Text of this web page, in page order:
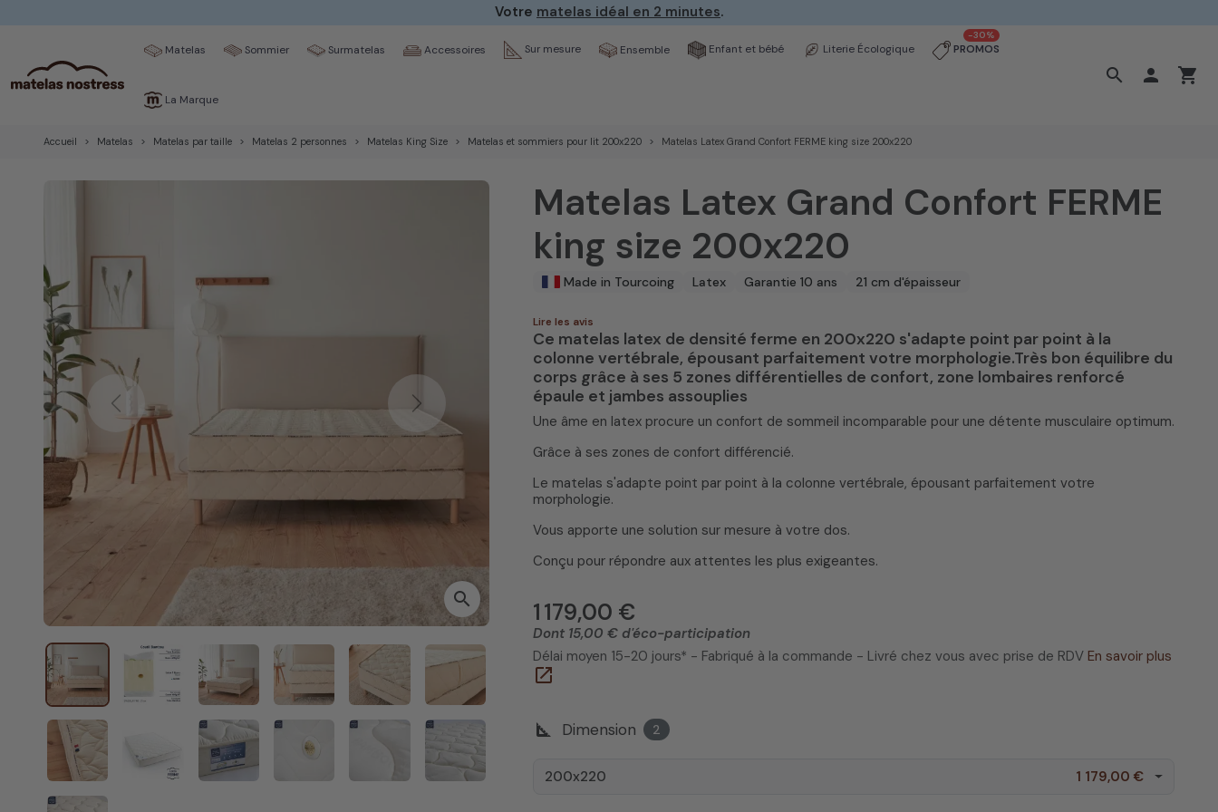
Votre matelas idéal en 2 minutes.
Matelas Sommier Surmatelas Accessoires Sur mesure Ensemble Enfant et bébé Literie Écologique PROMOS
-30%
La Marque
search  shopping_cart
Accueil Matelas Matelas par taille Matelas 2 personnes Matelas King Size Matelas et sommiers pour lit 200x220 Matelas Latex Grand Confort FERME king size 200x220
Previous Next
search
Matelas Latex Grand Confort FERME
king size 200x220
Made in Tourcoing Latex Garantie 10 ans 21 cm d'épaisseur
Lire les avis
Ce matelas latex de densité ferme en 200x220 s'adapte point par point à la
colonne vertébrale, épousant parfaitement votre morphologie.Très bon équilibre du
corps grâce à ses 5 zones différentielles de confort, zone lombaires renforcé
épaule et jambes assouplies
Une âme en latex procure un confort de sommeil incomparable pour une détente musculaire optimum.
Grâce à ses zones de confort différencié.
Le matelas s'adapte point par point à la colonne vertébrale, épousant parfaitement votre
morphologie.
Vous apporte une solution sur mesure à votre dos.
Conçu pour répondre aux attentes les plus exigeantes.
1 179,00 €
Dont 15,00 € d'éco-participation
Délai moyen 15-20 jours* - Fabriqué à la commande - Livré chez vous avec prise de RDV En savoir plus
open_in_new
square_foot Dimension 2
200x220 1 179,00 €